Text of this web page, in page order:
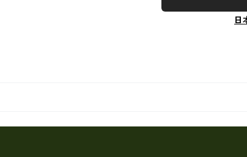
日